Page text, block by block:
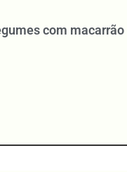
com macarrão